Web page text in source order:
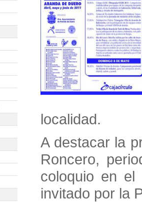
localidad.
A destacar la
Roncero,
coloquio en
invitado por la